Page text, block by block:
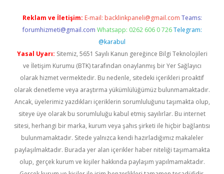
Reklam ve İletişim: E-mail: backlinkpaneli@gmail.com Teams:
forumhizmeti@gmail.com Whatsapp: 0262 606 0 726 Telegram:
@karabul
Yasal Uyarı: Sitemiz, 5651 Sayılı Kanun gereğince Bilgi Teknolojileri
ve İletişim Kurumu (BTK) tarafından onaylanmış bir Yer Sağlayıcı
olarak hizmet vermektedir. Bu nedenle, sitedeki içerikleri proaktif
olarak denetleme veya araştırma yükümlülüğümüz bulunmamaktadır.
Ancak, üyelerimiz yazdıkları içeriklerin sorumluluğunu taşımakta olup,
siteye üye olarak bu sorumluluğu kabul etmiş sayılırlar. Bu internet
sitesi, herhangi bir marka, kurum veya şahıs şirketi ile hiçbir bağlantısı
bulunmamaktadır. Sitede yalnızca kendi hazırladığımız makaleler
paylaşılmaktadır. Burada yer alan içerikler haber niteliği taşımamakta
olup, gerçek kurum ve kişiler hakkında paylaşım yapılmamaktadır.